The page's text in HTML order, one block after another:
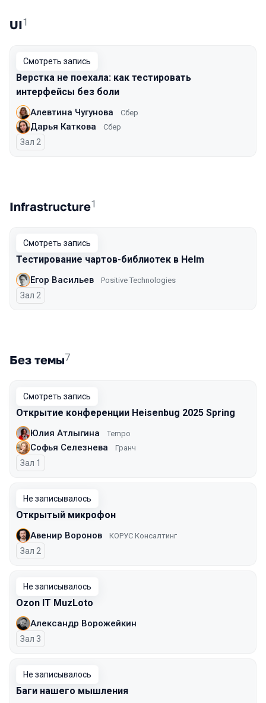
UI1
Смотреть запись
Верстка не поехала: как тестировать
интерфейсы без боли
Алевтина Чугунова Сбер
Дарья Каткова Сбер
Зал 2
Infrastructure1
Смотреть запись
Тестирование чартов-библиотек в Helm
Егор Васильев Positive Technologies
Зал 2
Без темы7
Смотреть запись
Открытие конференции Heisenbug 2025 Spring
Юлия Атлыгина Tempo
Софья Селезнева Гранч
Зал 1
Не записывалось
Открытый микрофон
Авенир Воронов КОРУС Консалтинг
Зал 2
Не записывалось
Ozon IT MuzLoto
Александр Ворожейкин
Зал 3
Не записывалось
Баги нашего мышления